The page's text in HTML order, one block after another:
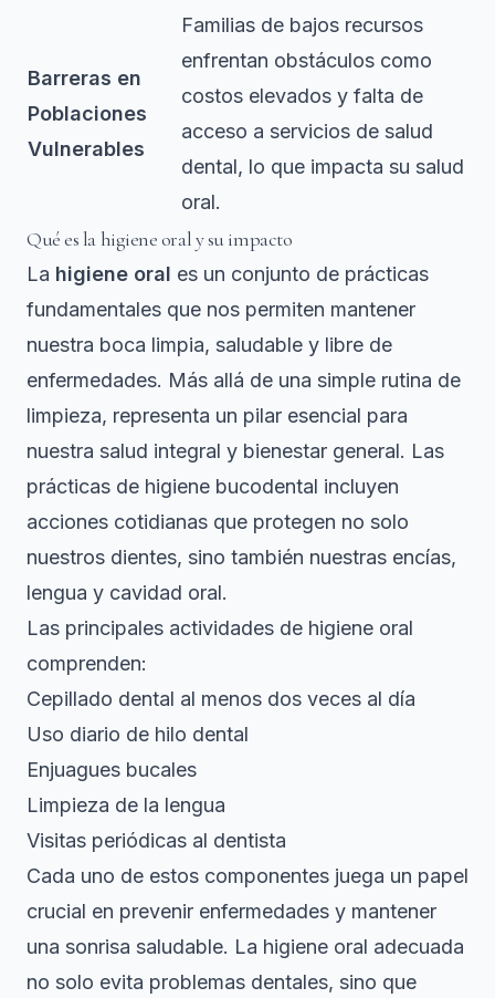
Barreras en
Poblaciones
Vulnerables
Familias de bajos recursos
enfrentan obstáculos como
costos elevados y falta de
acceso a servicios de salud
dental, lo que impacta su salud
oral.
Qué es la higiene oral y su impacto
La higiene oral es un conjunto de prácticas
fundamentales que nos permiten mantener
nuestra boca limpia, saludable y libre de
enfermedades. Más allá de una simple rutina de
limpieza, representa un pilar esencial para
nuestra salud integral y bienestar general. Las
prácticas de higiene bucodental incluyen
acciones cotidianas que protegen no solo
nuestros dientes, sino también nuestras encías,
lengua y cavidad oral.
Las principales actividades de higiene oral
comprenden:
Cepillado dental al menos dos veces al día
Uso diario de hilo dental
Enjuagues bucales
Limpieza de la lengua
Visitas periódicas al dentista
Cada uno de estos componentes juega un papel
crucial en prevenir enfermedades y mantener
una sonrisa saludable. La higiene oral adecuada
no solo evita problemas dentales, sino que